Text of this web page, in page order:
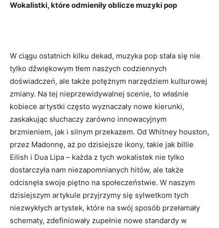
Wokalistki, które odmieniły oblicze muzyki pop
W ciągu⁤ ostatnich kilku dekad, muzyka pop ‌stała się nie
tylko dźwiękowym tłem ‌naszych codziennych
doświadczeń, ale​ także potężnym‌ narzędziem kulturowej
‌zmiany. Na tej‌ nieprzewidywalnej scenie, to właśnie
kobiece‌ artystki ​często ⁣wyznaczały nowe kierunki,
⁢zaskakując słuchaczy zarówno‍ innowacyjnym
brzmieniem, jak i silnym przekazem. Od Whitney houston,
przez Madonnę, aż po dzisiejsze ikony, takie jak billie
Eilish i Dua Lipa – ‍każda z tych wokalistek nie ⁤tylko
dostarczyła ‌nam niezapomnianych hitów,‌ ale także
odcisnęła ‌swoje piętno na społeczeństwie.​ W ‌naszym
dzisiejszym⁢ artykule ‌przyjrzymy się sylwetkom tych
niezwykłych artystek,⁣ które na swój sposób⁢ przełamały
schematy, zdefiniowały zupełnie nowe standardy w